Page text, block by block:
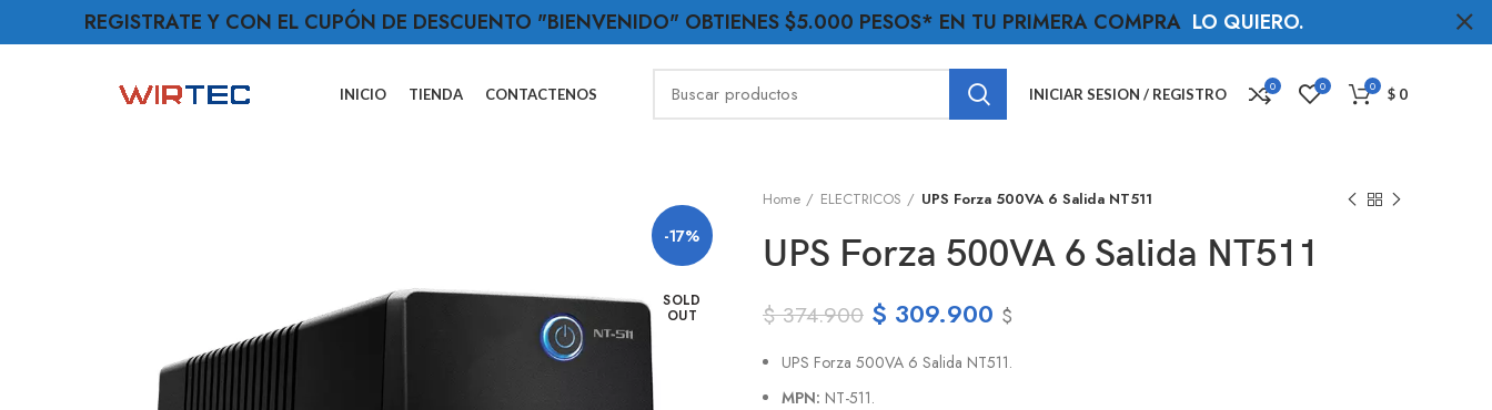
INICIO TIENDA CONTACTENOS INICIAR SESION / REGISTRO 0 0 0 $ 0
-17%
SOLD
OUT
Home ELECTRICOS UPS Forza 500VA 6 Salida NT511
UPS Forza 500VA 6 Salida NT511
$374.900 $ 309.900 $
UPS Forza 500VA 6 Salida NT511.
MPN: NT-511.
REGISTRATE Y CON EL CUPÓN DE DESCUENTO "BIENVENIDO" OBTIENES $5.000 PESOS* EN TU PRIMERA COMPRA LO QUIERO.